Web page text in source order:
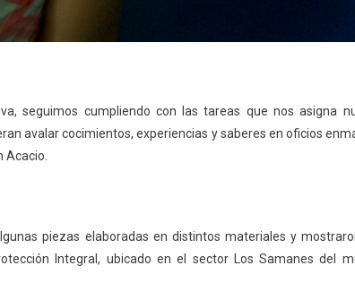
seguimos cumpliendo con las tareas que nos asigna
avalar cocimientos, experiencias y saberes en oficios
Acacio.
piezas elaboradas en distintos materiales y
Integral, ubicado en el sector Los Samanes del